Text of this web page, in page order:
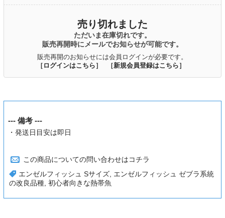
売り切れました
ただいま在庫切れです。
販売再開時にメールでお知らせが可能です。
販売再開のお知らせには会員ログインが必要です。
［ログインはこちら］
［新規会員登録はこちら］
--- 備考 ---
・発送日目安は即日
この商品についての問い合わせはコチラ
エンゼルフィッシュ Sサイズ, エンゼルフィッシュ ゼブラ系統
の改良品種, 初心者向きな熱帯魚